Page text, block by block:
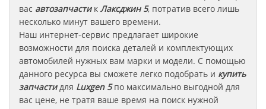
вас автозапчастик Лаксджин 5, потратив всего лишь
несколько минут вашего времени.
Наш интернет-сервис предлагает широкие
возможности для поиска деталей и комплектующих
автомобилей нужных вам марки и модели. С помощью
данного ресурса вы сможете легко подобрать и купить
запчастидля Luxgen 5по максимально выгодной для
вас цене, не тратя ваше время на поиск нужной